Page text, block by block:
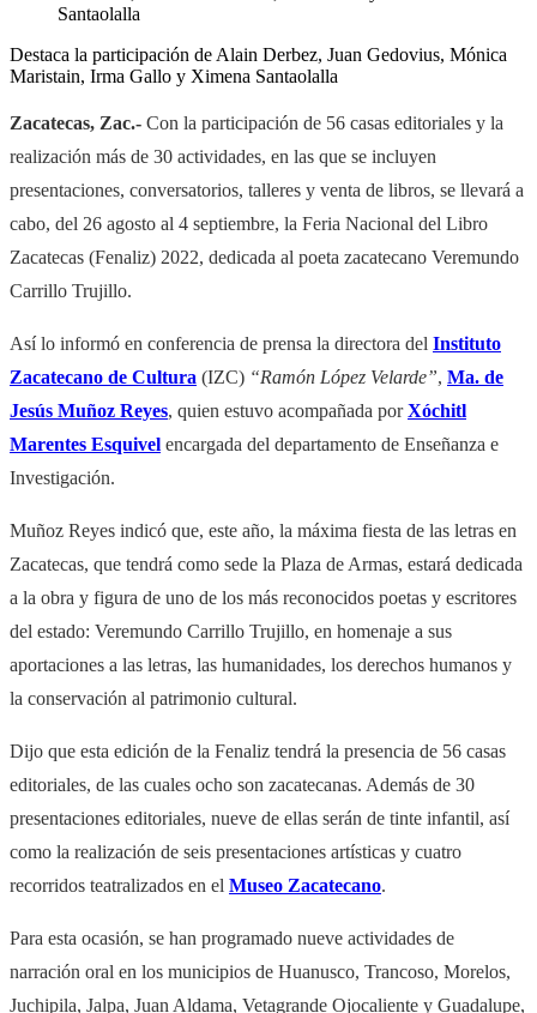
Destaca la participación de Alain Derbez, Juan Gedovius, Mónica
Maristain, Irma Gallo y Ximena Santaolalla
Zacatecas, Zac.- Con la participación de 56 casas editoriales y la
realización más de 30 actividades, en las que se incluyen
presentaciones, conversatorios, talleres y venta de libros, se llevará a
cabo, del 26 agosto al 4 septiembre, la Feria Nacional del Libro
Zacatecas (Fenaliz) 2022, dedicada al poeta zacatecano Veremundo
Carrillo Trujillo.
Así lo informó en conferencia de prensa la directora del Instituto
Zacatecano de Cultura (IZC) “Ramón López Velarde”, Ma. de
Jesús Muñoz Reyes, quien estuvo acompañada porXóchitl
Marentes Esquivel encargada del departamento de Enseñanza e
Investigación.
Muñoz Reyes indicó que, este año, la máxima fiesta de las letras en
Zacatecas, que tendrá como sede la Plaza de Armas, estará dedicada
a la obra y figura de uno de los más reconocidos poetas y escritores
del estado: Veremundo Carrillo Trujillo, en homenaje a sus
aportaciones a las letras, las humanidades, los derechos humanos y
la conservación al patrimonio cultural.
Dijo que esta edición de la Fenaliz tendrá la presencia de 56 casas
editoriales, de las cuales ocho son zacatecanas. Además de 30
presentaciones editoriales, nueve de ellas serán de tinte infantil, así
como la realización de seis presentaciones artísticas y cuatro
recorridos teatralizados en el Museo Zacatecano.
Para esta ocasión, se han programado nueve actividades de
narración oral en los municipios de Huanusco, Trancoso, Morelos,
Juchipila, Jalpa, Juan Aldama, Vetagrande Ojocaliente y Guadalupe,